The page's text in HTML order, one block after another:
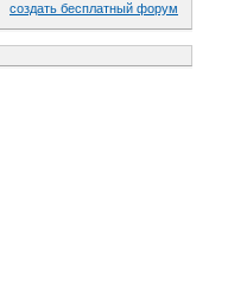
создать бесплатный форум